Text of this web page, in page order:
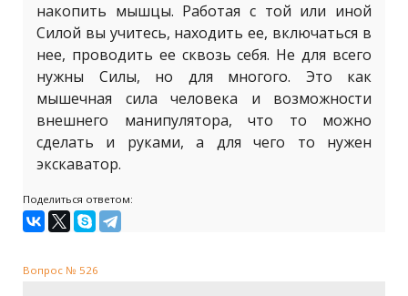
накопить мышцы. Работая с той или иной
Силой вы учитесь, находить ее, включаться в
нее, проводить ее сквозь себя. Не для всего
нужны Силы, но для многого. Это как
мышечная сила человека и возможности
внешнего манипулятора, что то можно
сделать и руками, а для чего то нужен
экскаватор.
Поделиться ответом:
Вопрос № 526